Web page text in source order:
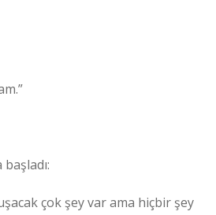
çok şey var ama hiçbir şey